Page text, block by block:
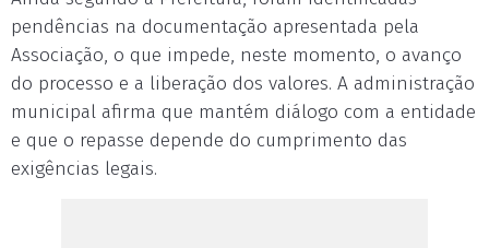
pendências na documentação apresentada pela
Associação, o que impede, neste momento, o avanço
do processo e a liberação dos valores. A administração
municipal afirma que mantém diálogo com a entidade
e que o repasse depende do cumprimento das
exigências legais.